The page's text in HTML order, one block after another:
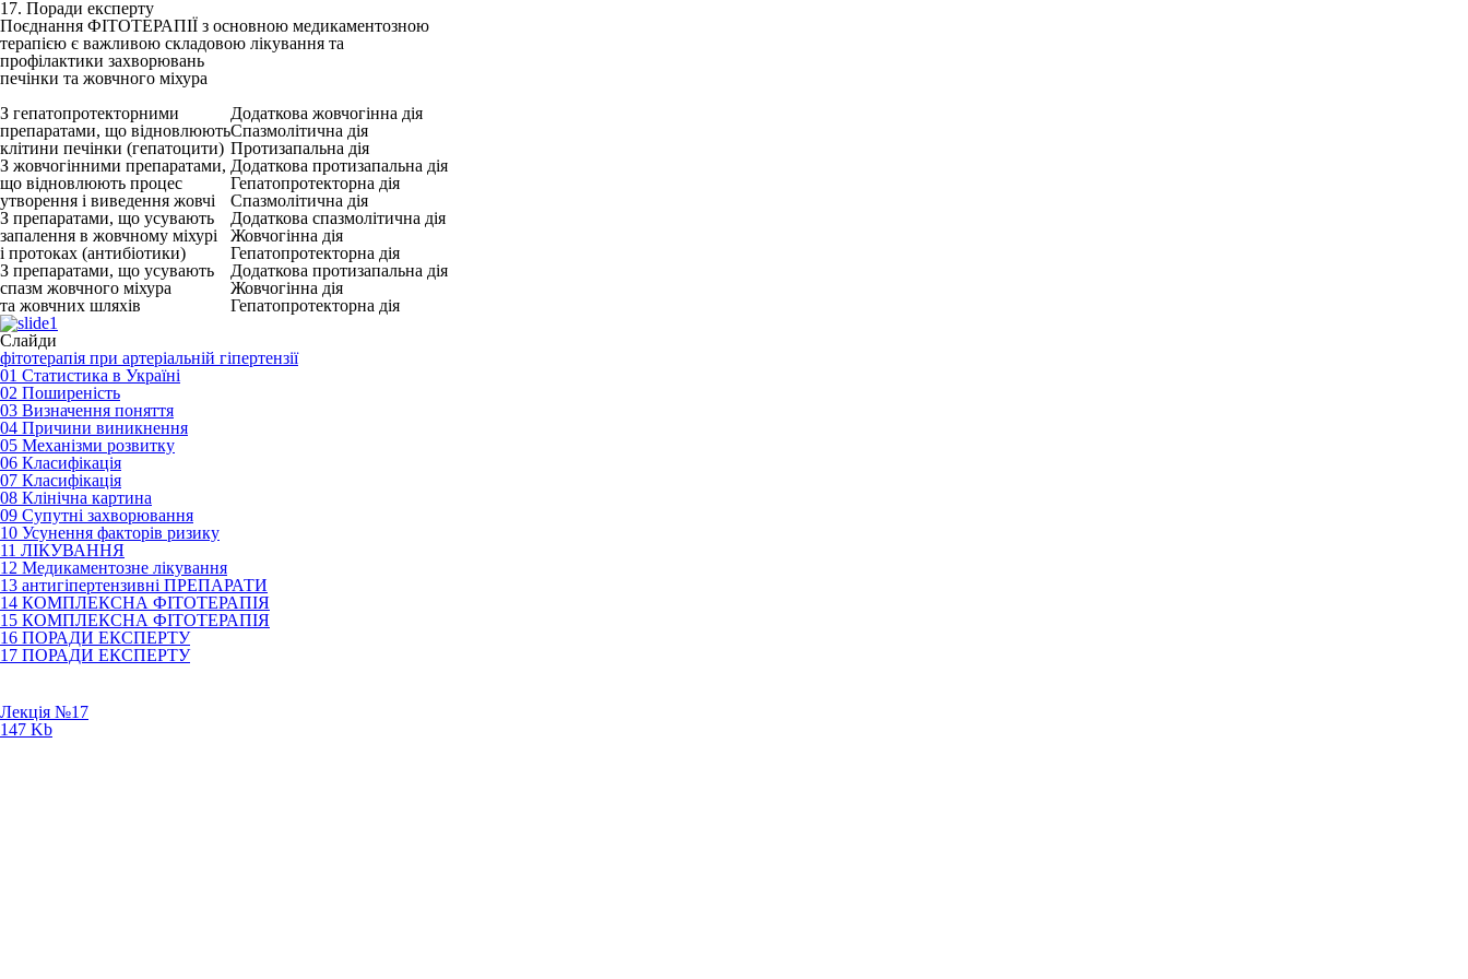
17. Поради експерту
Поєднання ФІТОТЕРАПІЇ з основною медикаментозною
терапією є важливою складовою лікування та
профілактики захворювань
печінки та жовчного міхура
З гепатопротекторними
препаратами, що відновлюють
клітини печінки (гепатоцити)
Додаткова жовчогінна дія
Спазмолітична дія
Протизапальна дія
З жовчогінними препаратами,
що відновлюють процес
утворення і виведення жовчі
Додаткова протизапальна дія
Гепатопротекторна дія
Спазмолітична дія
З препаратами, що усувають
запалення в жовчному міхурі
і протоках (антибіотики)
Додаткова спазмолітична дія
Жовчогінна дія
Гепатопротекторна дія
З препаратами, що усувають
спазм жовчного міхура
та жовчних шляхів
Додаткова протизапальна дія
Жовчогінна дія
Гепатопротекторна дія
Слайди
фітотерапія при артеріальній гіпертензії
01 Статистика в Україні
02 Поширеність
03 Визначення поняття
04 Причини виникнення
05 Механізми розвитку
06 Класифікація
07 Класифікація
08 Клінічна картина
09 Супутні захворювання
10 Усунення факторів ризику
11 ЛІКУВАННЯ
12 Медикаментозне лікування
13 антигіпертензивні ПРЕПАРАТИ
14 КОМПЛЕКСНА ФІТОТЕРАПІЯ
15 КОМПЛЕКСНА ФІТОТЕРАПІЯ
16 ПОРАДИ ЕКСПЕРТУ
17 ПОРАДИ ЕКСПЕРТУ
Лекція №17
147 Kb